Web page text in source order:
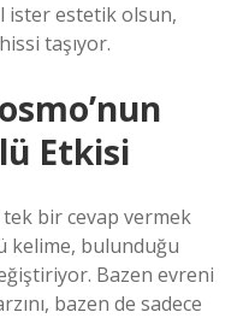
ister estetik olsun,
taşıyor.
Etkisi
bir cevap vermek
kelime, bulunduğu
Bazen evreni
bazen de sadece